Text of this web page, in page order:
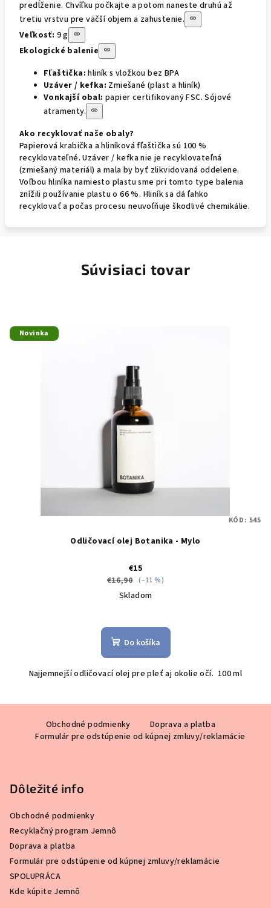
predĺženie. Chvíľku počkajte a potom naneste druhú až
tretiu vrstvu pre väčší objem a zahustenie.
Veľkosť: 9 g
Ekologické balenie
Fľaštička: hliník s vložkou bez BPA
Uzáver / kefka: Zmiešané (plast a hliník)
Vonkajší obal: papier certifikovaný FSC. Sójové
atramenty.
Ako recyklovať naše obaly?
Papierová krabička a hliníková fľaštička sú 100 %
recyklovateľné. Uzáver / kefka nie je recyklovateľná
(zmiešaný materiál) a mala by byť zlikvidovaná oddelene.
Voľbou hliníka namiesto plastu sme pri tomto type balenia
znížili používanie plastu o 66 %. Hliník sa dá ľahko
recyklovať a počas procesu neuvoľňuje škodlivé chemikálie.
Súvisiaci tovar
Novinka
Odličovací olej Botanika - Mylo
€15
€16,90 (–11 %)
Skladom
Do košíka
Najjemnejší odličovací olej pre pleť aj okolie očí. 100 ml
KÓD: 545
Obchodné podmienky
Doprava a platba
Formulár pre odstúpenie od kúpnej zmluvy/reklamácie
Dôležité info
Obchodné podmienky
Recyklačný program Jemnô
Doprava a platba
Formulár pre odstúpenie od kúpnej zmluvy/reklamácie
SPOLUPRÁCA
Kde kúpite Jemnô